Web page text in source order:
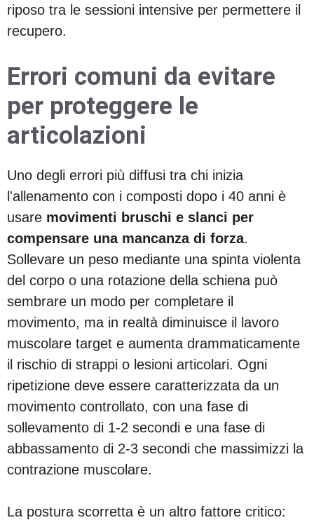
riposo tra le sessioni intensive per permettere il
recupero.
Errori comuni da evitare
per proteggere le
articolazioni
Uno degli errori più diffusi tra chi inizia
l'allenamento con i composti dopo i 40 anni è
usare movimenti bruschi e slanci per
compensare una mancanza di forza.
Sollevare un peso mediante una spinta violenta
del corpo o una rotazione della schiena può
sembrare un modo per completare il
movimento, ma in realtà diminuisce il lavoro
muscolare target e aumenta drammaticamente
il rischio di strappi o lesioni articolari. Ogni
ripetizione deve essere caratterizzata da un
movimento controllato, con una fase di
sollevamento di 1-2 secondi e una fase di
abbassamento di 2-3 secondi che massimizzi la
contrazione muscolare.
La postura scorretta è un altro fattore critico: